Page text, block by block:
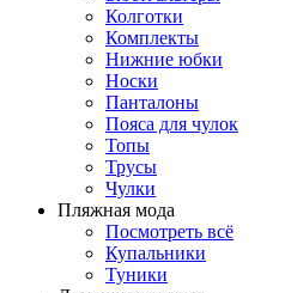
Колготки
Комплекты
Нижние юбки
Носки
Панталоны
Поясa для чулок
Топы
Трусы
Чулки
Пляжная мода
Посмотреть всё
Купальники
Туники